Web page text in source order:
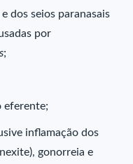
dos seios paranasais
por
;
eferente;
inflamação dos
gonorreia e